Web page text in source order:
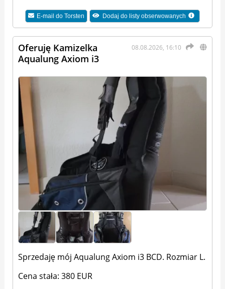
E-mail doTorsten Dodaj do listy obserwowanych
08.08.2026, 16:10
Oferuję Kamizelka
Aqualung Axiom i3
Sprzedaję mój Aqualung Axiom i3 BCD. Rozmiar L.
Cena stała: 380 EUR